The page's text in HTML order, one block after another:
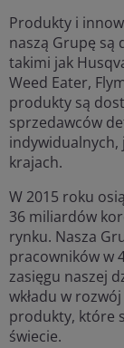
Produkty i
naszą Grupę
takimi jak
Weed Eater,
produkty są
sprzedawców
indywidualnych,
krajach.
W 2015 roku
36 miliardów
rynku. Nasza
pracowników w
zasięgu naszej
wkładu w
produkty, które
świecie.